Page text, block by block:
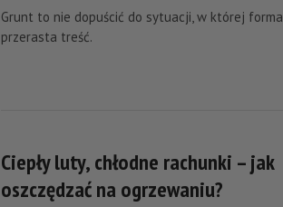
Grunt to nie dopuścić do sytuacji, w której forma
przerasta treść.
Ciepły luty, chłodne rachunki – jak
oszczędzać na ogrzewaniu?